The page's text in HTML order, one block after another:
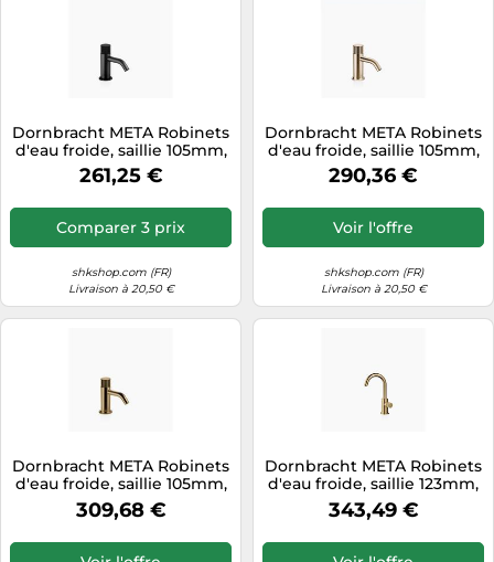
Dornbracht META Robinets
d'eau froide, saillie 105mm,
17500660-33, Couleur: Noir
Mat
261,25 €
Comparer 3 prix
shkshop.com (FR)
Livraison à 20,50 €
Dornbracht META Robinets
d'eau froide, saillie 105mm,
17500660-26, Couleur: Or
clair
290,36 €
Voir l'offre
shkshop.com (FR)
Livraison à 20,50 €
Dornbracht META Robinets
d'eau froide, saillie 105mm,
17500660-39, Couleur: Dark
Brass brossé
309,68 €
Dornbracht META Robinets
d'eau froide, saillie 123mm,
17500661-39, Couleur: Dark
Brass brossé
343,49 €